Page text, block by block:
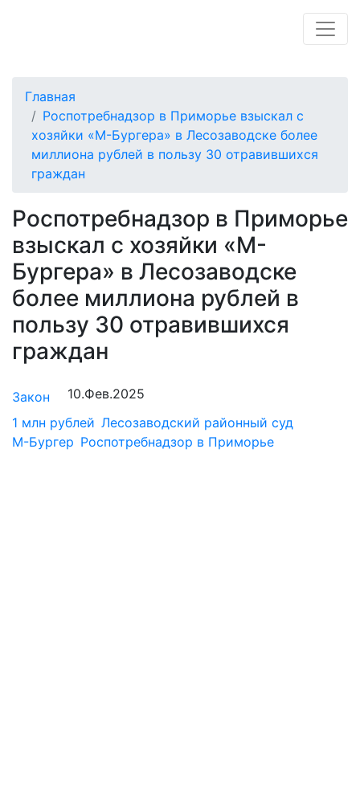
Главная
Роспотребнадзор в Приморье взыскал с
хозяйки «М-Бургера» в Лесозаводске более
миллиона рублей в пользу 30 отравившихся
граждан
Роспотребнадзор в Приморье
взыскал с хозяйки «М-
Бургера» в Лесозаводске
более миллиона рублей в
пользу 30 отравившихся
граждан
Закон
10.Фев.2025
1 млн рублей Лесозаводский районный суд
М-Бургер Роспотребнадзор в Приморье